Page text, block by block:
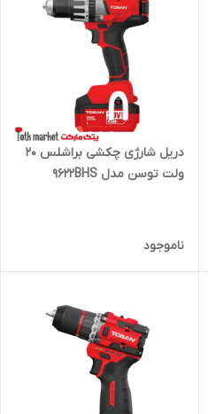
دریل شارژی چکشی براشلس 20
ولت توسن مدل 9622BHS
ناموجود